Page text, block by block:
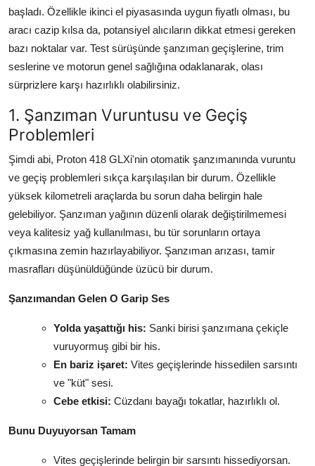
Şanzıman & Aktarma
Dizel Sistemler
Multimedya & Elektronik
başladı. Özellikle ikinci el piyasasında uygun fiyatlı olması, bu
aracı cazip kılsa da, potansiyel alıcıların dikkat etmesi gereken
bazı noktalar var. Test sürüşünde şanzıman geçişlerine, trim
seslerine ve motorun genel sağlığına odaklanarak, olası
sürprizlere karşı hazırlıklı olabilirsiniz.
1. Şanzıman Vuruntusu ve Geçiş
Problemleri
Şimdi abi, Proton 418 GLXi'nin otomatik şanzımanında vuruntu
ve geçiş problemleri sıkça karşılaşılan bir durum. Özellikle
yüksek kilometreli araçlarda bu sorun daha belirgin hale
gelebiliyor. Şanzıman yağının düzenli olarak değiştirilmemesi
veya kalitesiz yağ kullanılması, bu tür sorunların ortaya
çıkmasına zemin hazırlayabiliyor. Şanzıman arızası, tamir
masrafları düşünüldüğünde üzücü bir durum.
Şanzımandan Gelen O Garip Ses
Yolda yaşattığı his: Sanki birisi şanzımana çekiçle
vuruyormuş gibi bir his.
En bariz işaret: Vites geçişlerinde hissedilen sarsıntı
ve "küt" sesi.
Cebe etkisi: Cüzdanı bayağı tokatlar, hazırlıklı ol.
Bunu Duyuyorsan Tamam
Vites geçişlerinde belirgin bir sarsıntı hissediyorsan.